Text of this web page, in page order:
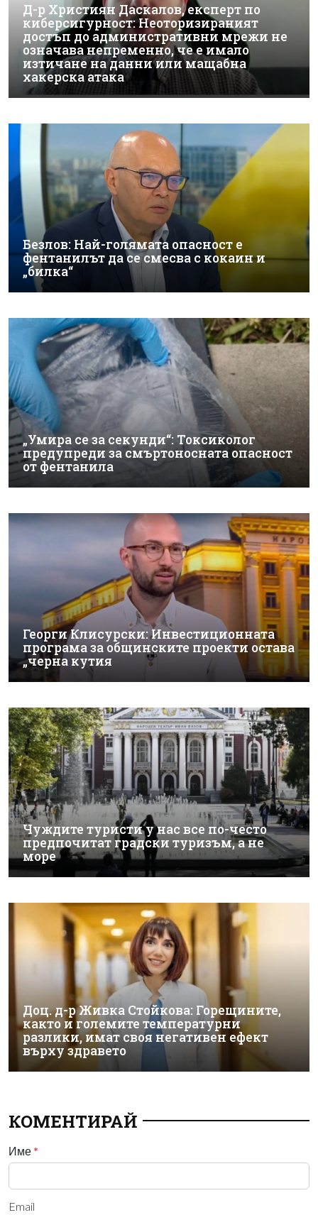
Д-р Християн Даскалов, експерт по
киберсигурност: Неоторизираният
достъп до административни мрежи не
означава непременно, че е имало
изтичане на данни или мащабна
хакерска атака
Безлов: Най-голямата опасност е
фентанилът да се смесва с кокаин и
„билка“
„Умира се за секунди“: Токсиколог
предупреди за смъртоносната опасност
от фентанила
Георги Клисурски: Инвестиционната
програма за общинските проекти остава
„черна кутия
Чуждите туристи у нас все по-често
предпочитат градски туризъм, а не
море
Доц. д-р Живка Стойкова: Горещините,
както и големите температурни
разлики, имат своя негативен ефект
върху здравето
КОМЕНТИРАЙ
Име *
Email